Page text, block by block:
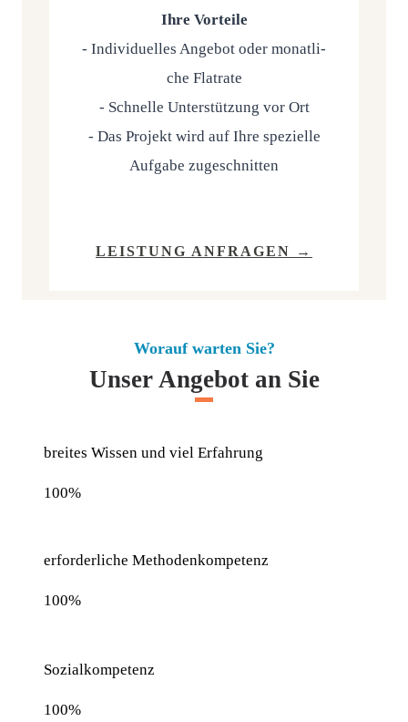
Ihre Vor­tei­le
- Indi­vi­du­el­les Ange­bot oder monat­li­
che Flat­rate
- Schnel­le Unter­stüt­zung vor Ort
- Das Pro­jekt wird auf Ihre spe­zi­el­le
Auf­ga­be zugeschnitten
LEIS­TUNG ANFRAGEN →
Worauf warten Sie?
Unser Angebot an Sie
brei­tes Wis­sen und viel Erfahrung
100%
erfor­der­li­che Methodenkompetenz
100%
Sozi­al­kom­pe­tenz
100%